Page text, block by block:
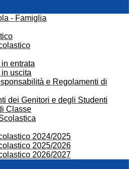
- Famiglia
entrata
uscita
e Regolamenti di
dei Genitori e degli Studenti
Classe
2024/2025
2025/2026
2026/2027